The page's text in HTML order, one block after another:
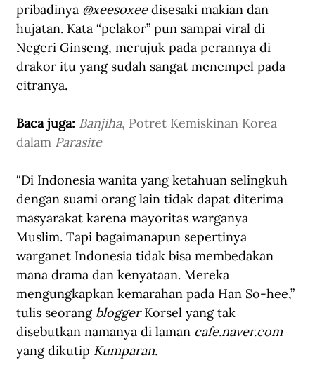
pribadinya @xeesoxee disesaki makian dan
hujatan. Kata “pelakor” pun sampai viral di
Negeri Ginseng, merujuk pada perannya di
drakor itu yang sudah sangat menempel pada
citranya.
Baca juga: Banjiha, Potret Kemiskinan Korea
dalam Parasite
“Di Indonesia wanita yang ketahuan selingkuh
dengan suami orang lain tidak dapat diterima
masyarakat karena mayoritas warganya
Muslim. Tapi bagaimanapun sepertinya
warganet Indonesia tidak bisa membedakan
mana drama dan kenyataan. Mereka
mengungkapkan kemarahan pada Han So-hee,”
tulis seorang blogger Korsel yang tak
disebutkan namanya di laman cafe.naver.com
yang dikutip Kumparan.